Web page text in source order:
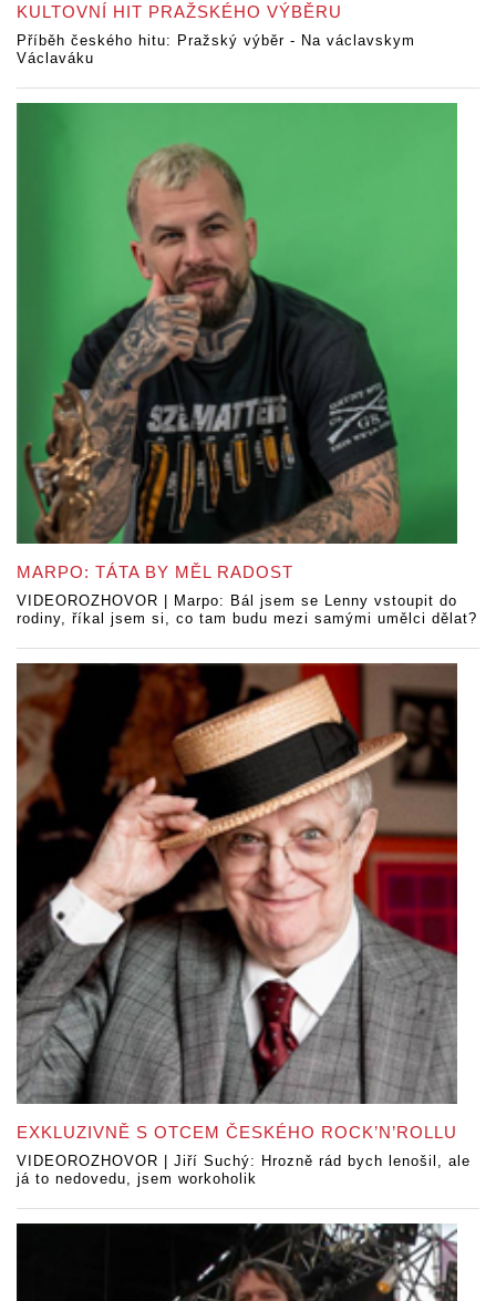
KULTOVNÍ HIT PRAŽSKÉHO VÝBĚRU
Příběh českého hitu: Pražský výběr - Na václavskym
Václaváku
MARPO: TÁTA BY MĚL RADOST
VIDEOROZHOVOR | Marpo: Bál jsem se Lenny vstoupit do
rodiny, říkal jsem si, co tam budu mezi samými umělci dělat?
EXKLUZIVNĚ S OTCEM ČESKÉHO ROCK’N’ROLLU
VIDEOROZHOVOR | Jiří Suchý: Hrozně rád bych lenošil, ale
já to nedovedu, jsem workoholik